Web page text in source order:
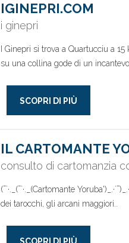
IGINEPRI.COM
i ginepri
I Ginepri si trova a Quartucciu a
su una collina gode di un
SCOPRI DI PIÙ
IL CARTOMANTE
consulto di cartomanzia
(¯`·._(¯`·._(Cartomante
dei tarocchi, gli arcani maggiori..
SCOPRI DI PIÙ